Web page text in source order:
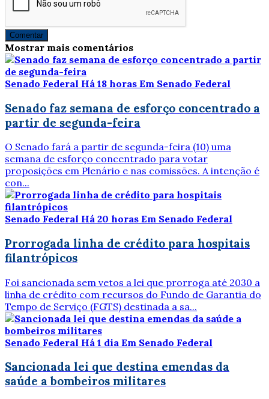
Comentar
Mostrar mais comentários
Senado Federal Há 18 horas Em Senado Federal
Senado faz semana de esforço concentrado a
partir de segunda-feira
O Senado fará a partir de segunda-feira (10) uma
semana de esforço concentrado para votar
proposições em Plenário e nas comissões. A intenção é
con...
Senado Federal Há 20 horas Em Senado Federal
Prorrogada linha de crédito para hospitais
filantrópicos
Foi sancionada sem vetos a lei que prorroga até 2030 a
linha de crédito com recursos do Fundo de Garantia do
Tempo de Serviço (FGTS) destinada a sa...
Senado Federal Há 1 dia Em Senado Federal
Sancionada lei que destina emendas da
saúde a bombeiros militares